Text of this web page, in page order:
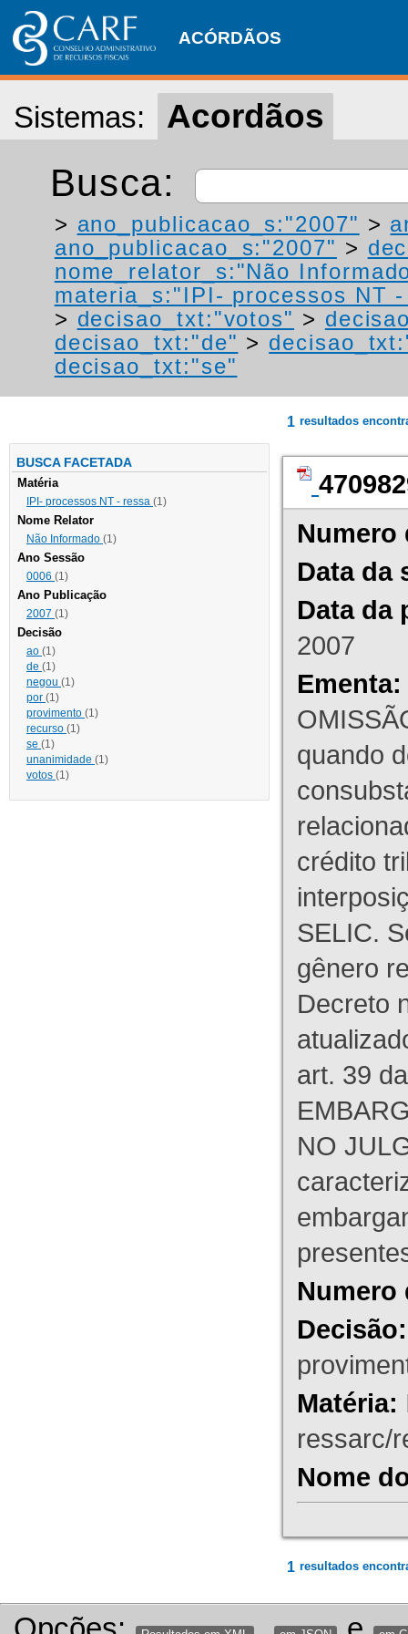
ACÓRDÃOS
Sistemas: Acordãos
Busca:
> ano_publicacao_s:"2007" >
ano_publicacao_s:"2007" >
nome_relator_s:"Não
materia_s:"IPI- processos NT
> decisao_txt:"votos" >
decisao_txt:"de" >
decisao_txt:"se"
BUSCA FACETADA
Matéria
IPI- processos NT - ressa (1)
Nome Relator
Não Informado (1)
Ano Sessão
0006 (1)
Ano Publicação
2007 (1)
Decisão
ao (1)
de (1)
negou (1)
por (1)
provimento (1)
recurso (1)
se (1)
unanimidade (1)
votos (1)
1 resultados
Numero
Data da
Data da
2007
Ementa:
quando
crédito
SELIC.
gênero
Decreto
art. 39
NO
Numero
Decisão:
Matéria:
ressarc/
Nome
1 resultados